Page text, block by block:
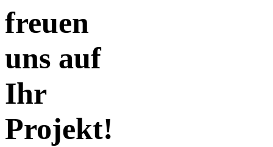
freuen
uns auf
Ihr
Projekt!